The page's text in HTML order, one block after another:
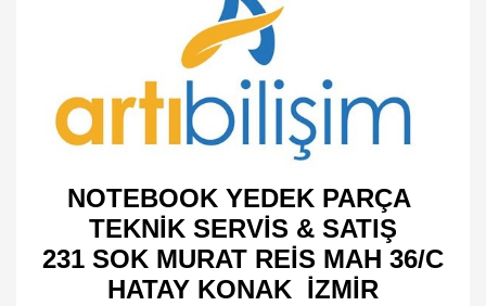
NOTEBOOK YEDEK PARÇA
TEKNİK SERVİS & SATIŞ
231 SOK MURAT REİS MAH 36/C
HATAY KONAK İZMİR